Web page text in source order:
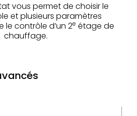
vous permet de choisir le
et plusieurs paramètres
contrôle d’un 2e étage de
chauffage.